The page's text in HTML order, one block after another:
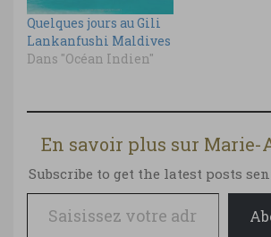
Quelques jours au Gili
Lankanfushi Maldives
Dans "Océan Indien"
En savoir plus sur Marie-
Subscribe to get the latest posts
Saisissez votre adresse e-mail…